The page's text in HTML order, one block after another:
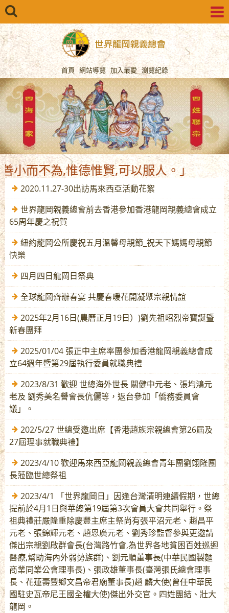
首頁 網站導覽 加入最愛 瀏覽紀錄
不為,惟德惟賢,可以服人。」
2020.11.27-30出訪馬來西亞活動花絮
世界龍岡親義總會前去香港參加香港龍岡親義總會成立
65周年慶之祝賀
紐約龍岡公所慶祝五月溫馨母親節_祝天下媽媽母親節
快樂
四月四日龍岡日祭典
全球龍岡齊辦春宴 共慶春暖花開凝聚宗親情誼
2025年2月16日(農曆正月19日）)劉先祖昭烈帝寳誕暨
新春團拜
2025/01/04 張正中主席率團參加香港龍岡親義總會成
立64週年暨第29屆執行委員就職典禮
2023/8/31 歡迎 世總海外世長 關健中元老、張均鴻元
老及 劉秀美名譽會長伉儷等，返台參加「僑務委員會
議」。
202/5/27 世總受邀出席【香港趙族宗親總會第26屆及
27屆理事就職典禮】
2023/4/10 歡迎馬來西亞龍岡親義總會青年團劉翊隆團
長蒞臨世總祭祖
2023/4/1 「世界龍岡日」因逢台灣清明連續假期，世總
提前於4月1日與華總第19屆第3次會員大會共同舉行。祭
祖典禮莊嚴隆重除慶豐主席主祭尚有張平沼元老、趙昌平
元老、張錦輝元老、趙恩廣元老、劉秀珍監督參與更邀請
傑出宗親劉啟群會長(台灣路竹會,為世界各地貧困百姓巡迴
醫療,幫助海內外弱勢族群)、劉元順董事長(中華民國製麵
商業同業公會理事長)、張政雄董事長(臺灣張氏總會理事
長、花蓮壽豐鄉文昌帝君廟董事長)趙 麟大使(曾任中華民
國駐史瓦帝尼王國全權大使)傑出外交官。四姓團結、壯大
龍岡。